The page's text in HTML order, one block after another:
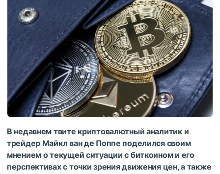
В недавнем твите криптовалютный аналитик и
трейдер Майкл ван де Поппе поделился своим
мнением о текущей ситуации с биткоином и его
перспективах с точки зрения движения цен, а также